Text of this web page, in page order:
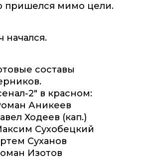
пришелся мимо цели.
начался.
составы
2" в красном:
Аникеев
Ходеев (кап.)
Сухобецкий
Суханов
Изотов